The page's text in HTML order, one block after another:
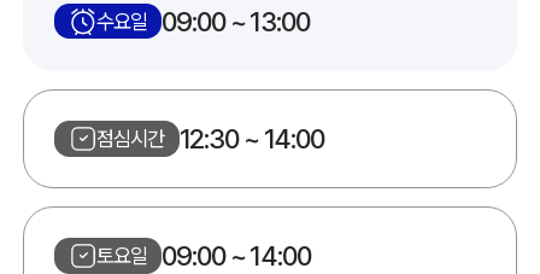
수요일 09:00 ~ 13:00
점심시간 12:30 ~ 14:00
토요일 09:00 ~ 14:00